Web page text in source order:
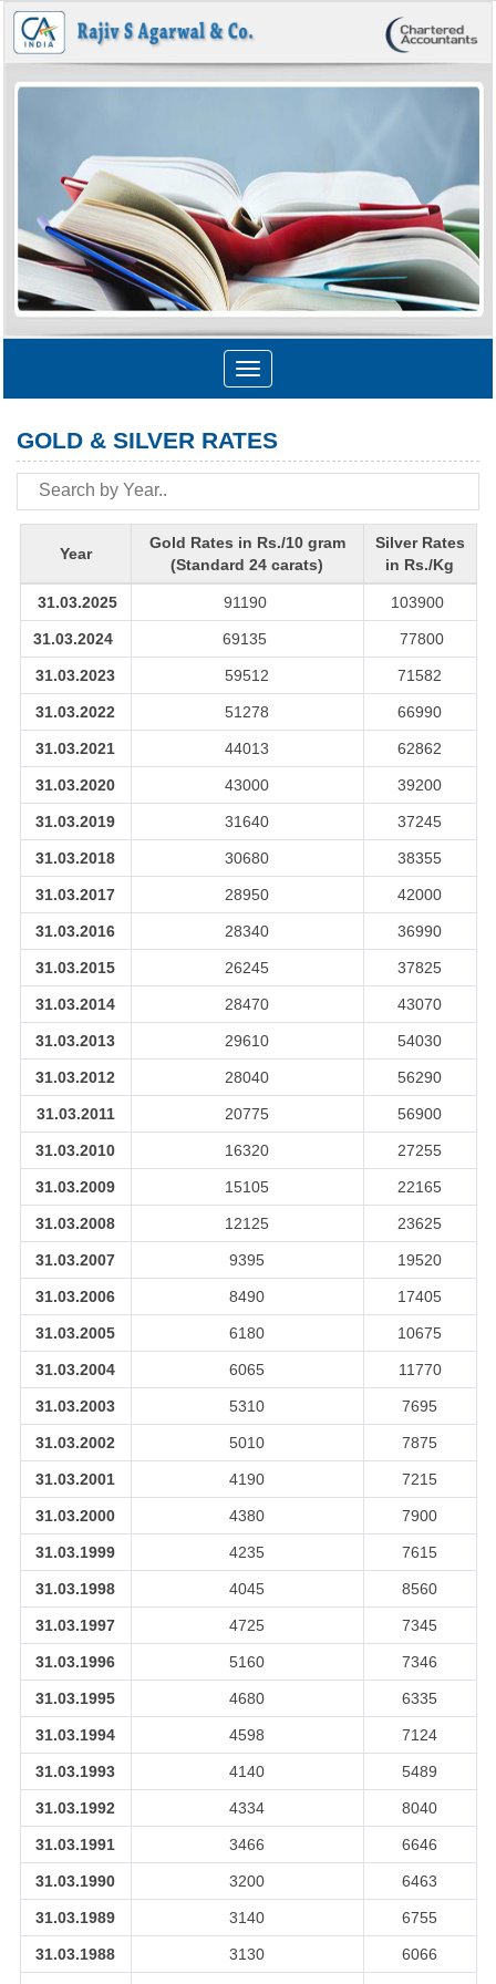
Toggle
navigation
GOLD & SILVER RATES
Year
Gold Rates in Rs./10 gram
(Standard 24 carats)
Silver Rates
in Rs./Kg
31.03.2025 91190 103900
31.03.2024 69135 77800
31.03.2023 59512 71582
31.03.2022 51278 66990
31.03.2021 44013 62862
31.03.2020 43000 39200
31.03.2019 31640 37245
31.03.2018 30680 38355
31.03.2017 28950 42000
31.03.2016 28340 36990
31.03.2015 26245 37825
31.03.2014 28470 43070
31.03.2013 29610 54030
31.03.2012 28040 56290
31.03.2011 20775 56900
31.03.2010 16320 27255
31.03.2009 15105 22165
31.03.2008 12125 23625
31.03.2007 9395 19520
31.03.2006 8490 17405
31.03.2005 6180 10675
31.03.2004 6065 11770
31.03.2003 5310 7695
31.03.2002 5010 7875
31.03.2001 4190 7215
31.03.2000 4380 7900
31.03.1999 4235 7615
31.03.1998 4045 8560
31.03.1997 4725 7345
31.03.1996 5160 7346
31.03.1995 4680 6335
31.03.1994 4598 7124
31.03.1993 4140 5489
31.03.1992 4334 8040
31.03.1991 3466 6646
31.03.1990 3200 6463
31.03.1989 3140 6755
31.03.1988 3130 6066